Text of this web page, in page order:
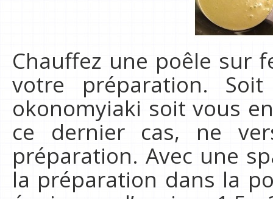
Chauffez une poêle sur
votre préparation.
okonomyiaki soit vous
ce dernier cas, ne
préparation. Avec une
la préparation dans la